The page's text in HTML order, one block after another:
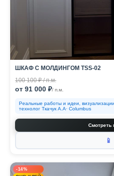
ШКАФ С МОЛДИНГОМ TSS-02
100 100 ₽ / п.м.
от 91 000 ₽/ п.м.
Реальные работы и идеи,
технолог Ткачук А.А· Columbus
Смотреть
📱
-14%